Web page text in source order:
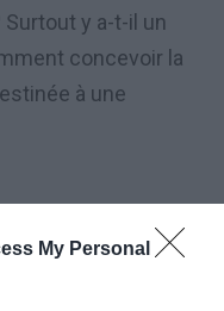
My Personal
y a-t-il un
concevoir la
à une
avec la